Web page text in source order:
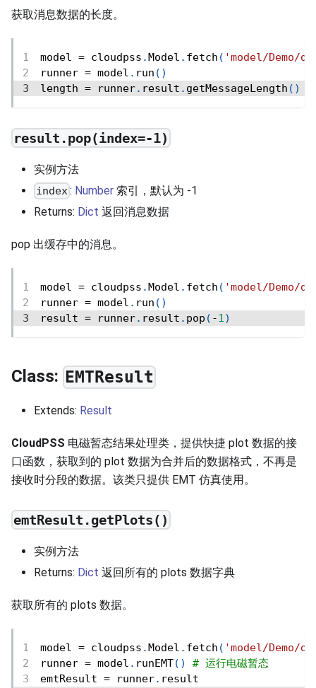
获取消息数据的长度。
model = cloudpss .Model . fetch ( 'model/Demo/
runner = model . run ( )
length = runner. result . getMessageLength ( )
result.pop(index=-1)
实例方法
index: Number 索引，默认为 -1
Returns: Dict 返回消息数据
pop 出缓存中的消息。
model = cloudpss .Model . fetch ( 'model/Demo/
runner = model . run ( )
result = runner. result . pop ( -1)
Class: EMTResult
Extends: Result
CloudPSS 电磁暂态结果处理类，提供快捷 plot 数据的接
口函数，获取到的 plot 数据为合并后的数据格式，不再是
接收时分段的数据。该类只提供 EMT 仿真使用。
emtResult.getPlots()
实例方法
Returns: Dict 返回所有的 plots 数据字典
获取所有的 plots 数据。
model = cloudpss .Model . fetch ( 'model/Demo/
runner = model . runEMT( )
# 运行电磁暂态
emtResult = runner. result